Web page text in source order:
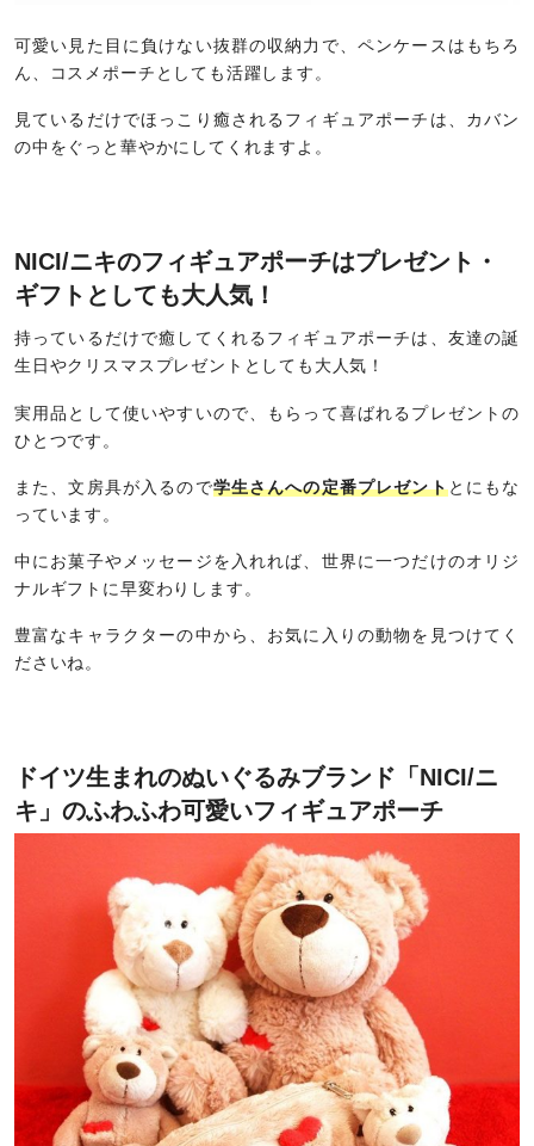
可愛い見た目に負けない抜群の収納力で、ペンケースはもちろ
ん、コスメポーチとしても活躍します。
見ているだけでほっこり癒されるフィギュアポーチは、カバン
の中をぐっと華やかにしてくれますよ。
NICI/ニキのフィギュアポーチはプレゼント・
ギフトとしても大人気！
持っているだけで癒してくれるフィギュアポーチは、友達の誕
生日やクリスマスプレゼントとしても大人気！
実用品として使いやすいので、もらって喜ばれるプレゼントの
ひとつです。
また、文房具が入るので学生さんへの定番プレゼントとにもな
っています。
中にお菓子やメッセージを入れれば、世界に一つだけのオリジ
ナルギフトに早変わりします。
豊富なキャラクターの中から、お気に入りの動物を見つけてく
ださいね。
ドイツ生まれのぬいぐるみブランド「NICI/ニ
キ」のふわふわ可愛いフィギュアポーチ